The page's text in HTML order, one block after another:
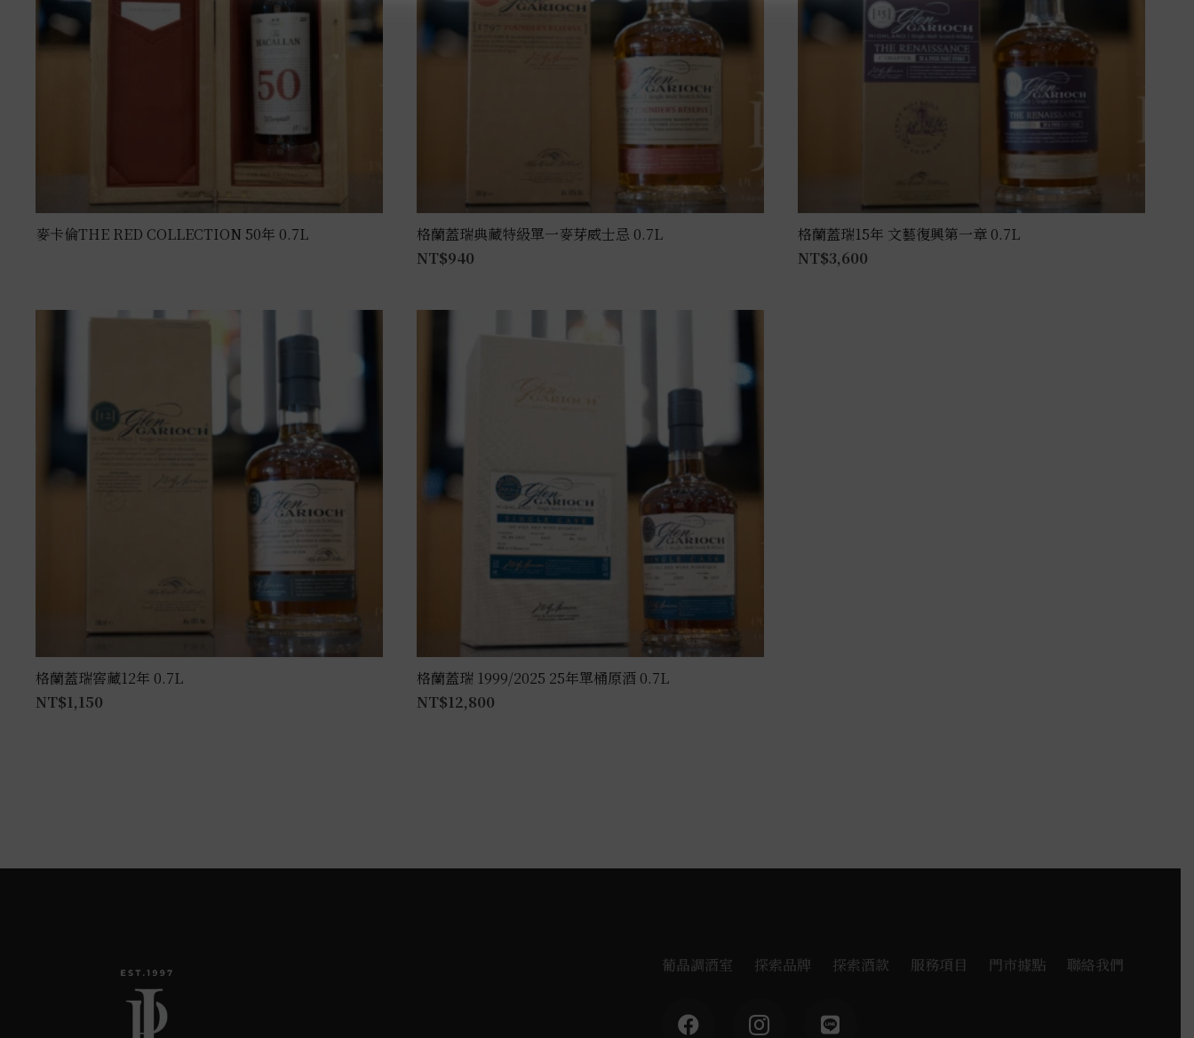
麥卡倫THE RED COLLECTION 50年 0.7L
格蘭蓋瑞典藏特級單一麥芽威士忌 0.7L
NT$940
格蘭蓋瑞15年 文藝復興第一章 0.7L
NT$3,600
格蘭蓋瑞窖藏12年 0.7L
NT$1,150
格蘭蓋瑞 1999/2025 25年單桶原酒 0.7L
NT$12,800
葡晶調酒室 探索品牌 探索酒款 服務項目 門市據點 聯絡我們